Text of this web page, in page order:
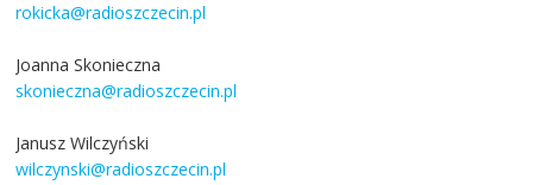
rokicka@radioszczecin.pl
Joanna Skonieczna
skonieczna@radioszczecin.pl
Janusz Wilczyński
wilczynski@radioszczecin.pl